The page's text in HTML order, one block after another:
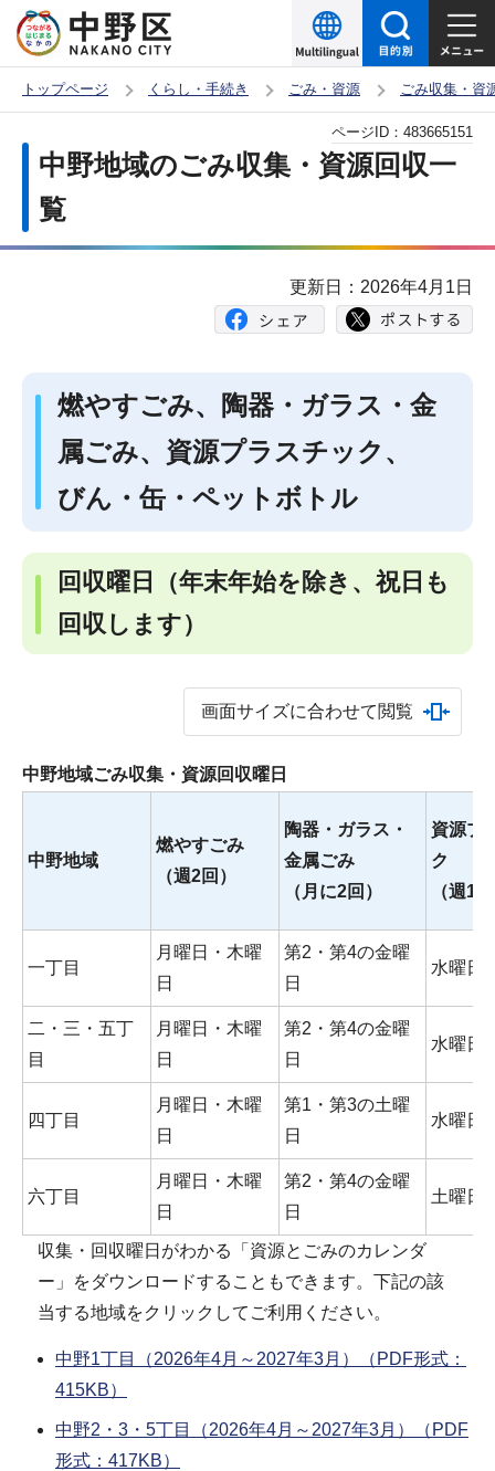
の
ー
トップページ くらし・手続き ごみ・資源 ごみ収集・資
か
中野地域のごみ収集・資源回収一
覧
ページID： 483665151
更新日：2026年4月1日
燃やすごみ、陶器・ガラス・金
属ごみ、資源プラスチック、
びん・缶・ペットボトル
回収曜日
（年末年始を除き、祝日も
回収します）
画面サイズに合わせて閲覧
中野地域ごみ収集・資源回収曜日
中野地域
燃やすごみ
（週2回）
陶器・ガラス・
金属ごみ
（月に2回）
資源プ
ク
（週1
一丁目
月曜日・木曜
日
第2・第4の金曜
日
水曜日
二・三・五丁
目
月曜日・木曜
日
第2・第4の金曜
日
水曜日
四丁目
月曜日・木曜
日
第1・第3の土曜
日
水曜日
六丁目
月曜日・木曜
日
第2・第4の金曜
日
土曜日
収集・回収曜日がわかる「資源とごみのカレンダ
ー」をダウンロードすることもできます。下記の該
当する地域をクリックしてご利用ください。
中野1丁目（2026年4月～2027年3月）（PDF形式：
415KB）
中野2・3・5丁目（2026年4月～2027年3月）（PDF
形式：417KB）